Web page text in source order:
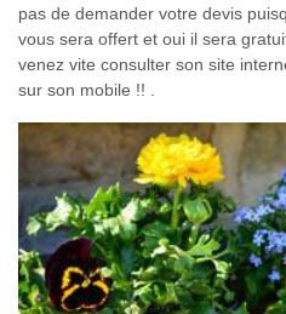
pas de demander votre devis
vous sera offert et oui il sera
venez vite consulter son site
sur son mobile !! .